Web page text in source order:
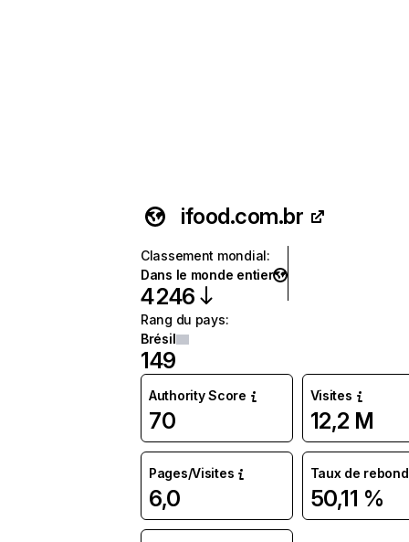
ifood.com.br
Classement mondial:
Dans le monde entier
4 246
Rang du pays:
Brésil
149
Authority Score
70
Visites
12,2 M
Pages/Visites
6,0
Taux de rebond
50,11 %